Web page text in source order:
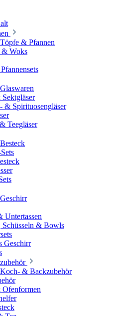
& Pfannen
& Woks
& Spirituosengläser
Teegläser
Untertassen
Schüsseln & Bowls
Geschirr
& Backzubehör